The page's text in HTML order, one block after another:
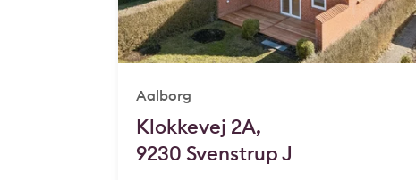
Aalborg
Klokkevej 2A,
9230 Svenstrup J